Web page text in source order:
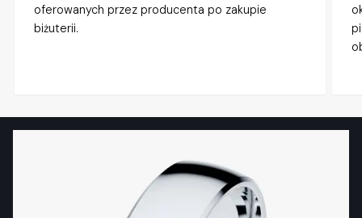
oferowanych przez producenta po zakupie
biżuterii.